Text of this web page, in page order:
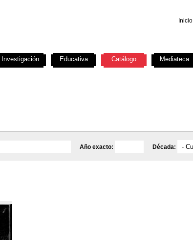
Inicio
Año exacto: Década:
Investigación Educativa Catálogo Mediateca